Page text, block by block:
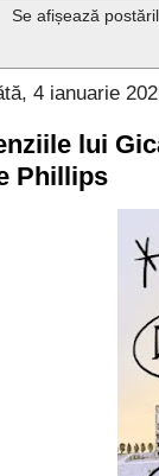
Se afișează
4 ianuarie
lui
Phillips